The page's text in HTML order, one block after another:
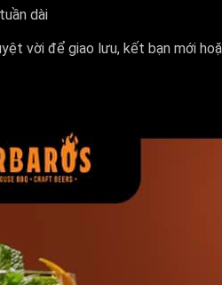
dài
vời để giao lưu, kết bạn mới